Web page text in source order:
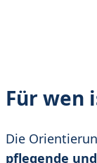
Für wen
Die
pflegende